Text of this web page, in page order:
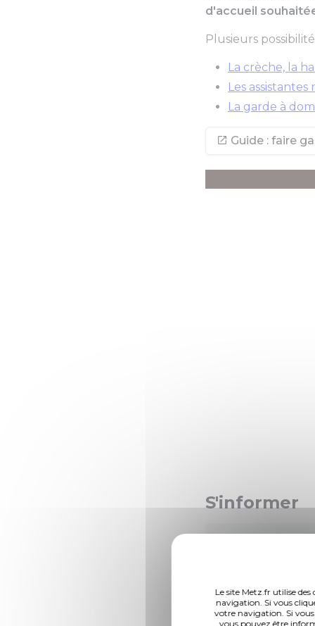
Le site Metz.fr utilise
navigation. Si vous
votre navigation. Si vous
vous pouvez être
d'accueil
Plusieurs
La crèche, la
Les
La garde à
Guide : faire
S'informer
est annulée.